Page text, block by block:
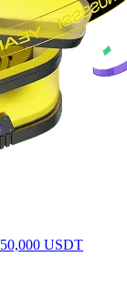
50,000 USDT